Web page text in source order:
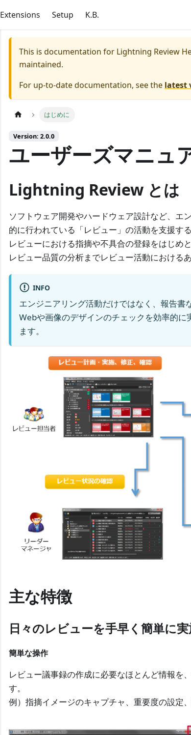
Extensions Setup K.B.
This is documentation for Lightning Review
maintained.
For up-to-date documentation, see the latest
はじめに
Version: 2.0.0
ユーザーズマニュ
Lightning Review とは
ソフトウェア開発やハードウェア設計など、エ
的に行われている「レビュー」の活動を支援する
レビューにおける指摘や不具合の登録をはじめ
レビュー品質の分析までレビュー活動における
INFO
エンジニアリング活動だけではなく、報告書
Webや画像のデザインのチェックを効率的
ます。
主な特徴
日々のレビューを手早く簡単に
簡単な操作
レビュー議事録の作成に必要なほとんど情報を
す。
例）指摘イメージのキャプチャ、重要度の設定